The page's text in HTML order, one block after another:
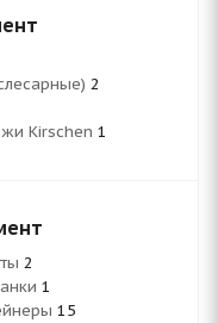
2
Kirschen 1
2
1
15